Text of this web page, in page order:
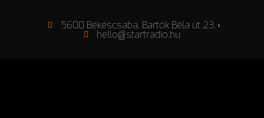
5600 Békéscsaba, Bartók Béla út 23.
hello@startradio.hu